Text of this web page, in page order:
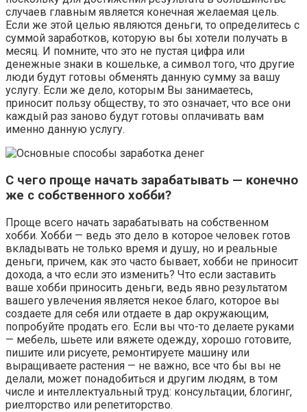
случаев главным является конечная желаемая цель.
Если же этой целью являются деньги, то определитесь с
суммой заработков, которую вы бы хотели получать в
месяц. И помните, что это не пустая цифра или
денежные знаки в кошельке, а символ того, что другие
люди будут готовы обменять данную сумму за вашу
услугу. Если же дело, которым Вы занимаетесь,
приносит пользу обществу, то это означает, что все они
каждый раз заново будут готовы оплачивать вам
именно данную услугу.
С чего проще начать зарабатывать — конечно
же с собственного хобби?
Проще всего начать зарабатывать на собственном
хобби. Хобби — ведь это дело в которое человек готов
вкладывать не только время и душу, но и реальные
деньги, причем, как это часто бывает, хобби не приносит
дохода, а что если это изменить? Что если заставить
ваше хобби приносить деньги, ведь явно результатом
вашего увлечения является некое благо, которое вы
создаете для себя или отдаете в дар окружающим,
попробуйте продать его. Если вы что-то делаете руками
— мебель, шьете или вяжете одежду, хорошо готовите,
пишите или рисуете, ремонтируете машину или
выращиваете растения — не важно, все что бы вы не
делали, может понадобиться и другим людям, в том
числе и интеллектуальный труд: консультации, блогинг,
риелторство или репетиторство.